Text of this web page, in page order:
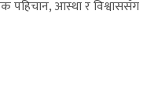
पहिचान, आस्था र विश्वाससँग